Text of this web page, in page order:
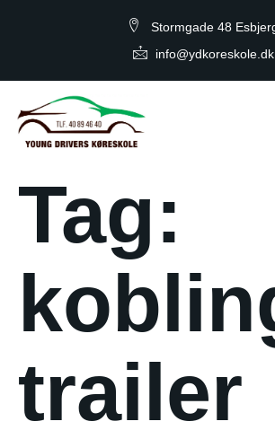
Stormgade 48
info@ydkoreskole.dk
Tag:
trailer